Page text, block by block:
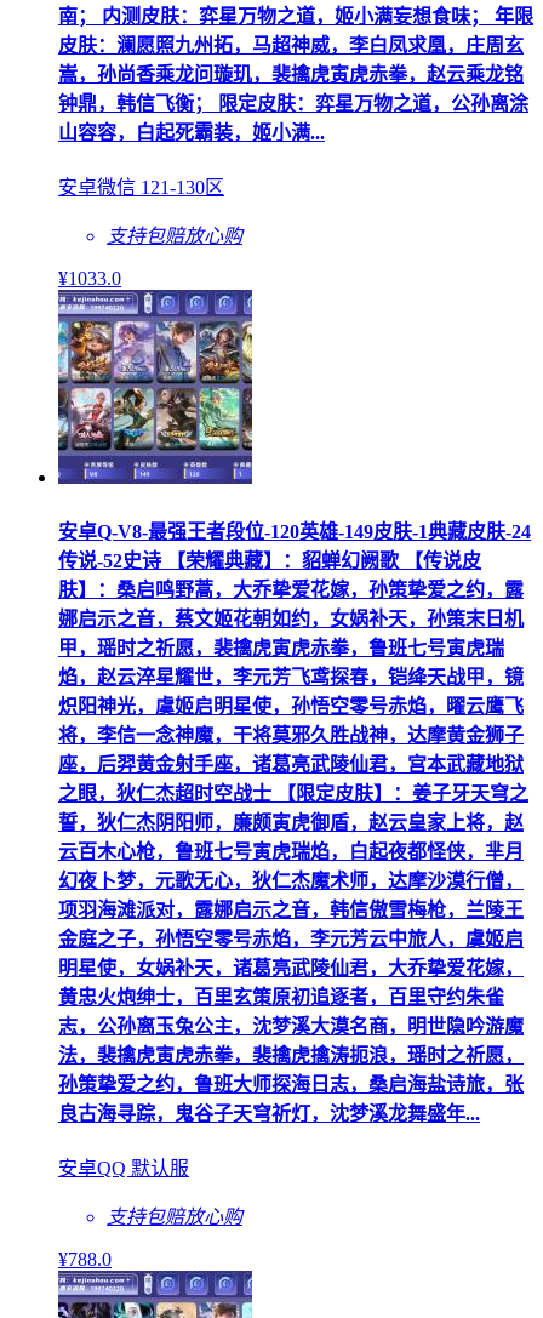
南； 内测皮肤：弈星万物之道，姬小满妄想食味； 年限
皮肤：澜愿照九州拓，马超神威，李白凤求凰，庄周玄
嵩，孙尚香乘龙问璇玑，裴擒虎寅虎赤拳，赵云乘龙铭
钟鼎，韩信飞衡； 限定皮肤：弈星万物之道，公孙离涂
山容容，白起死霸装，姬小满...
安卓微信 121-130区
支持包赔放心购
¥1033.0
安卓Q-V8-最强王者段位-120英雄-149皮肤-1典藏皮肤-24
传说-52史诗 【荣耀典藏】：貂蝉幻阙歌 【传说皮
肤】：桑启鸣野蒿，大乔挚爱花嫁，孙策挚爱之约，露
娜启示之音，蔡文姬花朝如约，女娲补天，孙策末日机
甲，瑶时之祈愿，裴擒虎寅虎赤拳，鲁班七号寅虎瑞
焰，赵云淬星耀世，李元芳飞鸢探春，铠绛天战甲，镜
炽阳神光，虞姬启明星使，孙悟空零号赤焰，曜云鹰飞
将，李信一念神魔，干将莫邪久胜战神，达摩黄金狮子
座，后羿黄金射手座，诸葛亮武陵仙君，宫本武藏地狱
之眼，狄仁杰超时空战士 【限定皮肤】：姜子牙天穹之
誓，狄仁杰阴阳师，廉颇寅虎御盾，赵云皇家上将，赵
云百木心枪，鲁班七号寅虎瑞焰，白起夜都怪侠，芈月
幻夜卜梦，元歌无心，狄仁杰魔术师，达摩沙漠行僧，
项羽海滩派对，露娜启示之音，韩信傲雪梅枪，兰陵王
金庭之子，孙悟空零号赤焰，李元芳云中旅人，虞姬启
明星使，女娲补天，诸葛亮武陵仙君，大乔挚爱花嫁，
黄忠火炮绅士，百里玄策原初追逐者，百里守约朱雀
志，公孙离玉兔公主，沈梦溪大漠名商，明世隐吟游魔
法，裴擒虎寅虎赤拳，裴擒虎擒涛扼浪，瑶时之祈愿，
孙策挚爱之约，鲁班大师探海日志，桑启海盐诗旅，张
良古海寻踪，鬼谷子天穹祈灯，沈梦溪龙舞盛年...
安卓QQ 默认服
支持包赔放心购
¥788.0